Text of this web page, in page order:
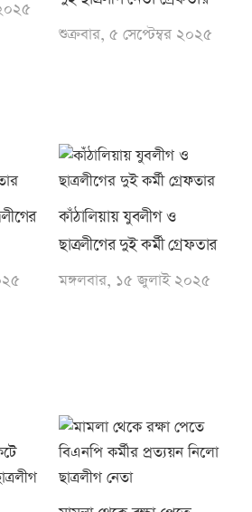
শুক্রবার, ৫ সেপ্টেম্বর ২০২৫
কাঁঠালিয়ায় যুবলীগ ও
ছাত্রলীগের দুই কর্মী গ্রেফতার
মঙ্গলবার, ১৫ জুলাই ২০২৫